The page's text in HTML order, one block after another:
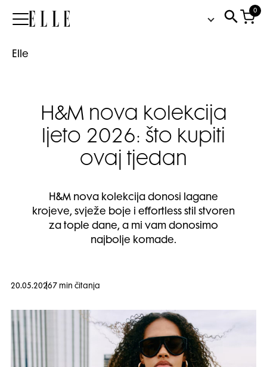
Elle
0
Elle
H&M nova kolekcija
ljeto 2026: što kupiti
ovaj tjedan
H&M nova kolekcija donosi lagane
krojeve, svježe boje i effortless stil stvoren
za tople dane, a mi vam donosimo
najbolje komade.
20.05.20267 min čitanja